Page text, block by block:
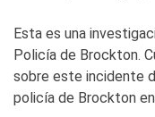
Esta es una
Policía de Brockton.
sobre este incidente
policía de Brockton